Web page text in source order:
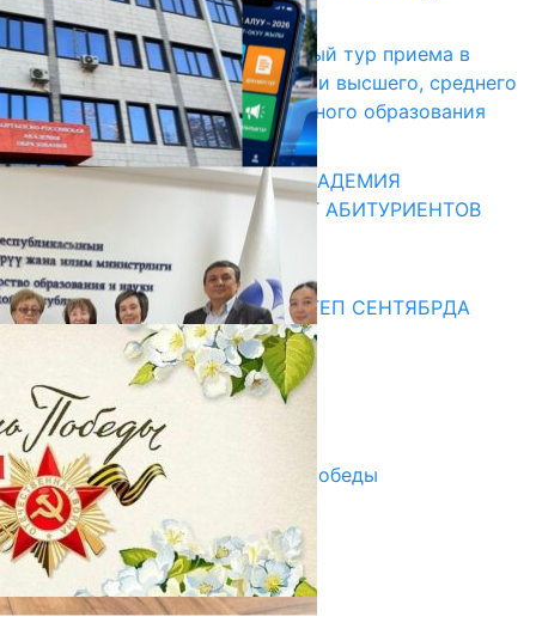
17.07.2026
В Кыргызстане начался первый тур приема в
образовательные организации высшего, среднего
и начального профессионального образования
13.07.2026
КЫРГЫЗКО-РОССИЙСКАЯ АКАДЕМИЯ
ОБРАЗОВАНИЯ ПРИГЛАШАЕТ АБИТУРИЕНТОВ
10.07.2026
Медиа
СУЗАКТА 750 ОРУНДУУ МЕКТЕП СЕНТЯБРДА
ПАЙДАЛАНУУГА БЕРИЛЕТ
07.08.2025
Улуу Жеңиштин жандуу сөзү
29.04.2025
Награды в преддверии Дня Победы
29.04.2025